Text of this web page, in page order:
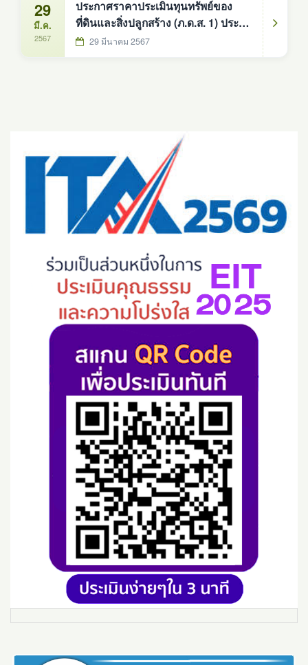
29
มี.ค.
2567
ประกาศราคาประเมินทุนทรัพย์ของ
ที่ดินและสิ่งปลูกสร้าง (ภ.ด.ส. 1) ประจำ
ปีงบประมาณ 2567
29 มีนาคม 2567